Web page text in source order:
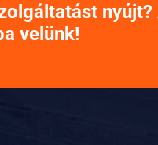
velünk!